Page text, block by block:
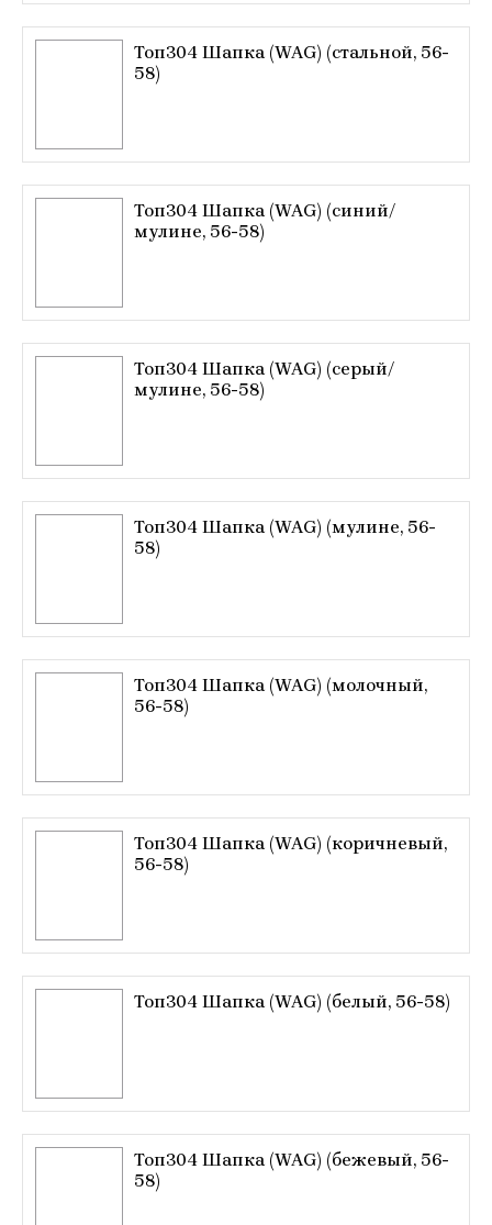
Топ304 Шапка (WAG) (стальной, 56-
58)
Топ304 Шапка (WAG) (синий/
мулине, 56-58)
Топ304 Шапка (WAG) (серый/
мулине, 56-58)
Топ304 Шапка (WAG) (мулине, 56-
58)
Топ304 Шапка (WAG) (молочный,
56-58)
Топ304 Шапка (WAG) (коричневый,
56-58)
Топ304 Шапка (WAG) (белый, 56-58)
Топ304 Шапка (WAG) (бежевый, 56-
58)